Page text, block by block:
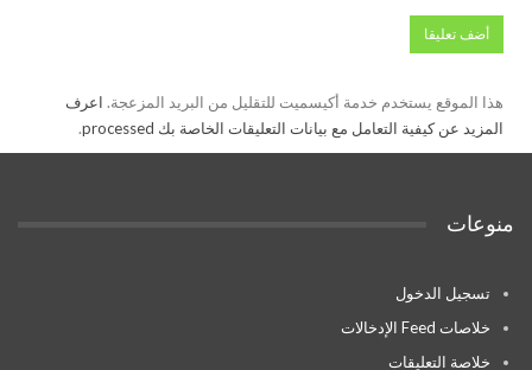
هذا الموقع يستخدم خدمة أكيسميت للتقليل من البريد المزعجة. اعرف
المزيد عن كيفية التعامل مع بيانات التعليقات الخاصة بك processed
.
منوعات
تسجيل الدخول
خلاصات Feed الإدخالات
خلاصة التعليقات